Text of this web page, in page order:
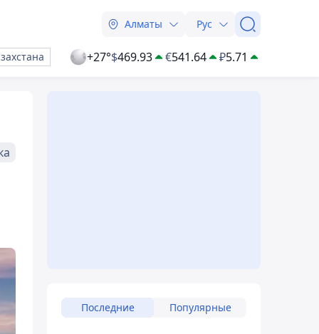
Алматы Рус
+27°$469.93 €541.64 ₽5.71
Последние Популярные